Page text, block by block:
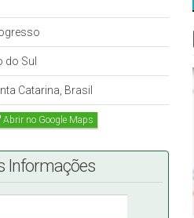
alteração sem aviso prévio.
do Sul
Catarina, Brasil
Abrir no Google Maps
Informações